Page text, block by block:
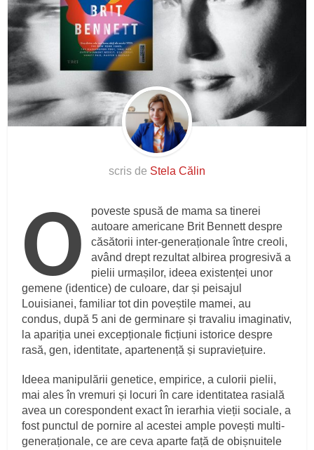
scris de Stela Călin
O
poveste spusă de mama sa tinerei
autoare americane Brit Bennett despre
căsătorii inter-generaționale între creoli,
având drept rezultat albirea progresivă a
pielii urmașilor, ideea existenței unor
gemene (identice) de culoare, dar și peisajul
Louisianei, familiar tot din poveștile mamei, au
condus, după 5 ani de germinare și travaliu imaginativ,
la apariția unei excepționale ficțiuni istorice despre
rasă, gen, identitate, apartenență și supraviețuire.
Ideea manipulării genetice, empirice, a culorii pielii,
mai ales în vremuri și locuri în care identitatea rasială
avea un corespondent exact în ierarhia vieții sociale, a
fost punctul de pornire al acestei ample povești multi-
generaționale, ce are ceva aparte față de obișnuitele